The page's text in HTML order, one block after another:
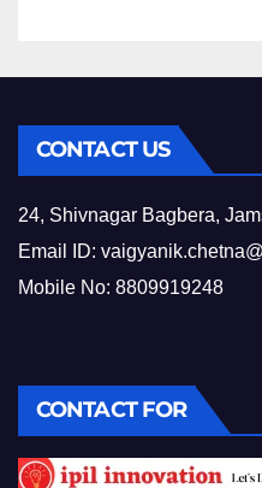
CONTACT US
24, Shivnagar Bagbera,
Email ID:
Mobile No: 8809919248
CONTACT FOR